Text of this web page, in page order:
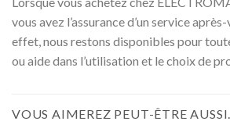
vous avez l’assurance d’un service
effet, nous restons disponibles pour
ou aide dans l’utilisation et le choix de
VOUS AIMEREZ PEUT-ÊTRE